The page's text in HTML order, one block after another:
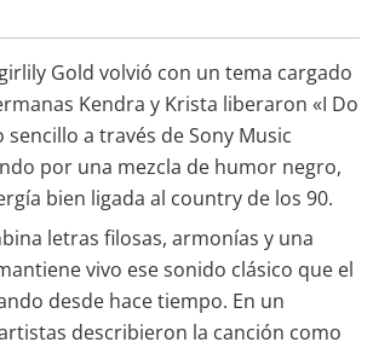
Gold volvió con un tema cargado
Kendra y Krista liberaron «I Do
sencillo a través de Sony Music
por una mezcla de humor negro,
bien ligada al country de los 90.
letras filosas, armonías y una
vivo ese sonido clásico que el
desde hace tiempo. En un
describieron la canción como